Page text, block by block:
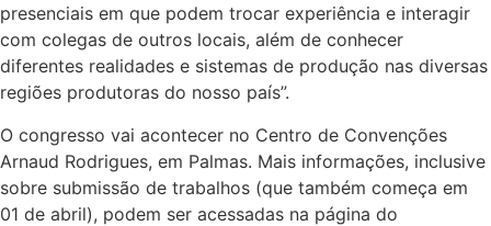
presenciais em que podem trocar experiência e interagir
com colegas de outros locais, além de conhecer
diferentes realidades e sistemas de produção nas diversas
regiões produtoras do nosso país”.
O congresso vai acontecer no Centro de Convenções
Arnaud Rodrigues, em Palmas. Mais informações, inclusive
sobre submissão de trabalhos (que também começa em
01 de abril), podem ser acessadas na página do